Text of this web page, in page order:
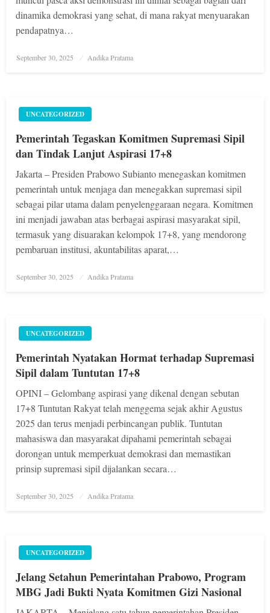
dinamika demokrasi yang sehat, di mana rakyat menyuarakan
pendapatnya…
Posted
September 30, 2025 Andika Pratama
UNCATEGORIZED
Pemerintah Tegaskan Komitmen Supremasi Sipil
dan Tindak Lanjut Aspirasi 17+8
Jakarta – Presiden Prabowo Subianto menegaskan komitmen
pemerintah untuk menjaga dan menegakkan supremasi sipil
sebagai pilar utama dalam penyelenggaraan negara. Komitmen
ini menjadi jawaban atas berbagai aspirasi masyarakat sipil,
termasuk yang disuarakan kelompok 17+8, yang mendorong
pembaruan institusi, akuntabilitas aparat,…
Posted
September 30, 2025 Andika Pratama
UNCATEGORIZED
Pemerintah Nyatakan Hormat terhadap Supremasi
Sipil dalam Tuntutan 17+8
OPINI – Gelombang aspirasi yang dikenal dengan sebutan
17+8 Tuntutan Rakyat telah menggema sejak akhir Agustus
2025 dan terus menjadi perbincangan publik. Tuntutan
mahasiswa dan masyarakat dipahami pemerintah sebagai
dorongan untuk memperkuat demokrasi dan memastikan
prinsip supremasi sipil dijalankan secara…
Posted
September 30, 2025 Andika Pratama
UNCATEGORIZED
Jelang Setahun Pemerintahan Prabowo, Program
MBG Jadi Bukti Nyata Komitmen Gizi Nasional